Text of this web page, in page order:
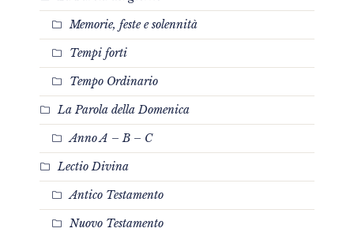
Memorie, feste e solennità
Tempi forti
Tempo Ordinario
La Parola della Domenica
Anno A – B – C
Lectio Divina
Antico Testamento
Nuovo Testamento